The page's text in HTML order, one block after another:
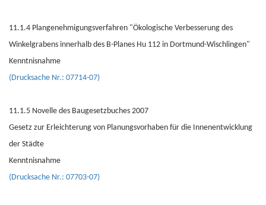
11.1.4 Plangenehmigungsverfahren "Ökologische Verbesserung des
Winkelgrabens innerhalb des B-Planes Hu 112 in Dortmund-Wischlingen"
Kenntnisnahme
(Drucksache Nr.: 07714-07)
11.1.5 Novelle des Baugesetzbuches 2007
Gesetz zur Erleichterung von Planungsvorhaben für die Innenentwicklung
der Städte
Kenntnisnahme
(Drucksache Nr.: 07703-07)